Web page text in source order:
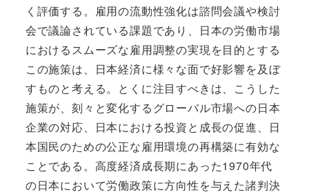
く評価する。雇用の流動性強化は諮問会議や検討
会で議論されている課題であり、日本の労働市場
におけるスムーズな雇用調整の実現を目的とする
この施策は、日本経済に様々な面で好影響を及ぼ
すものと考える。とくに注目すべきは、こうした
施策が、刻々と変化するグローバル市場への日本
企業の対応、日本における投資と成長の促進、日
本国民のための公正な雇用環境の再構築に有効な
ことである。高度経済成長期にあった1970年代
の日本において労働政策に方向性を与えた諸判決